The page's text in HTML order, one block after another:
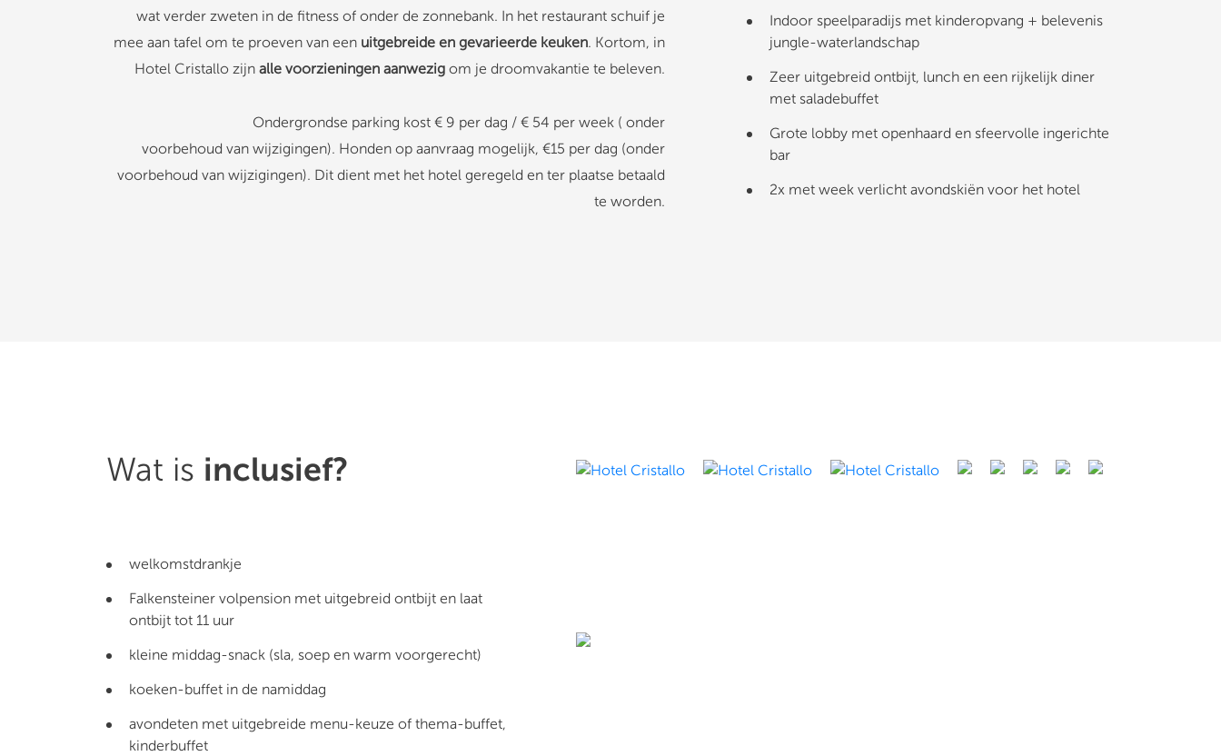
wat verder zweten in de fitness of onder de zonnebank. In het restaurant schuif je
mee aan tafel om te proeven van een uitgebreide en gevarieerde keuken. Kortom, in
Hotel Cristallo zijn alle voorzieningen aanwezig om je droomvakantie te beleven.
Ondergrondse parking kost € 9 per dag / € 54 per week ( onder
voorbehoud van wijzigingen). Honden op aanvraag mogelijk, €15 per dag (onder
voorbehoud van wijzigingen). Dit dient met het hotel geregeld en ter plaatse betaald
te worden.
Indoor speelparadijs met kinderopvang + belevenis
jungle-waterlandschap
Zeer uitgebreid ontbijt, lunch en een rijkelijk diner
met saladebuffet
Grote lobby met openhaard en sfeervolle ingerichte
bar
2x met week verlicht avondskiën voor het hotel
Wat is inclusief?
welkomstdrankje
Falkensteiner volpension met uitgebreid ontbijt en laat
ontbijt tot 11 uur
kleine middag-snack (sla, soep en warm voorgerecht)
koeken-buffet in de namiddag
avondeten met uitgebreide menu-keuze of thema-buffet,
kinderbuffet